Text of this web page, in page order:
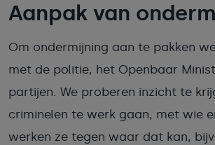
Aanpak van
Om ondermijning aan te pakken
met de politie, het Openbaar
partijen. We proberen inzicht te
criminelen te werk gaan, met wie
werken ze tegen waar dat kan,